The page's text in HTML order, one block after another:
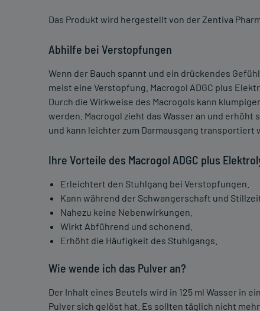
Das Produkt wird hergestellt von der Zentiva
Abhilfe bei Verstopfungen
Wenn der Bauch spannt und ein drückendes
meist eine Verstopfung. Macrogol ADGC plus
Durch die Wirkweise des Macrogols kann
werden. Macrogol zieht das Wasser an und
und kann leichter zum Darmausgang transportiert
Ihre Vorteile des Macrogol ADGC plus
Erleichtert den Stuhlgang bei Verstopfungen.
Kann während der Schwangerschaft und
Nahezu keine Nebenwirkungen.
Wirkt Abführend und schonend.
Erhöht die Häufigkeit des Stuhlgangs.
Wie wende ich das Pulver an?
Der Inhalt eines Beutels wird in 125 ml Wasser in
Pulver sich gelöst hat. Es sollten täglich nicht